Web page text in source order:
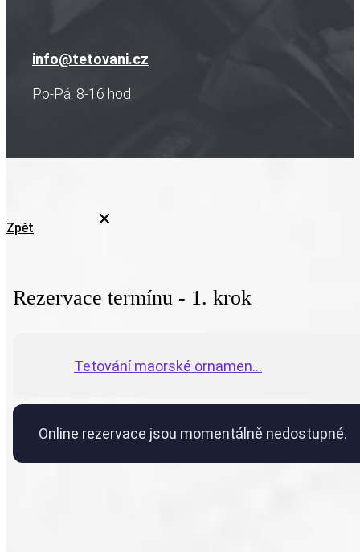
info@tetovani.cz
Po-Pá: 8-16 hod
Zpět
Rezervace termínu - 1. krok
Tetování maorské ornamen...
Online rezervace jsou momentálně nedostupné.